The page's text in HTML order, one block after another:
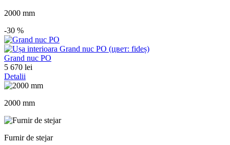
2000 mm
-30 %
Grand nuc PO
5 670 lei
Detalii
2000 mm
Furnir de stejar